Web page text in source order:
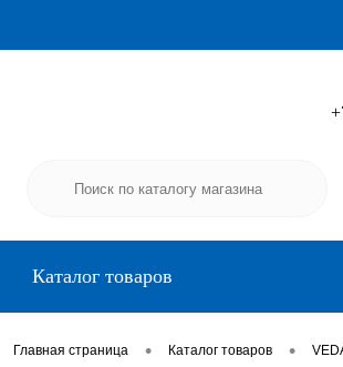
Каталог товаров
Главная страница • Каталог товаров •